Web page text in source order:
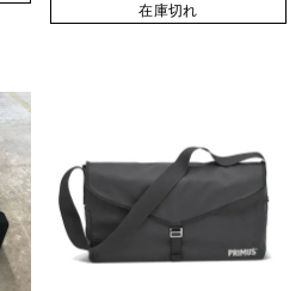
在庫切れ